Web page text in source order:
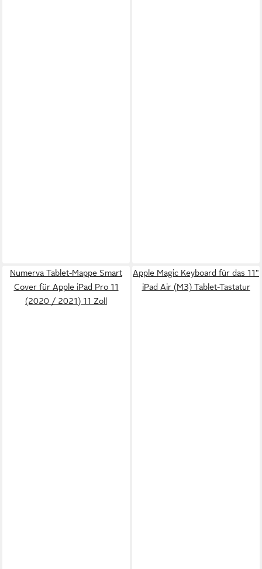
Numerva Tablet-Mappe Smart
Cover für Apple iPad Pro 11
(2020 / 2021) 11 Zoll
Apple Magic Keyboard für das 11"
iPad Air (M3) Tablet-Tastatur